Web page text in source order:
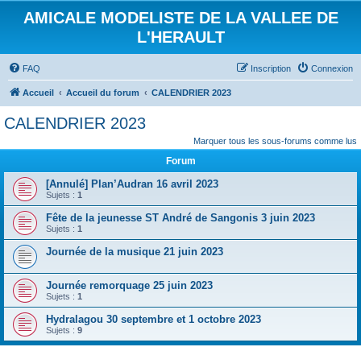
AMICALE MODELISTE DE LA VALLEE DE
L'HERAULT
FAQ Connexion
Inscription
Accueil Accueil du forum CALENDRIER 2023
CALENDRIER 2023
Marquer tous les sous-forums comme lus
Forum
[Annulé] Plan’Audran 16 avril 2023
Sujets : 1
Fête de la jeunesse ST André de Sangonis 3 juin 2023
Sujets : 1
Journée de la musique 21 juin 2023
Journée remorquage 25 juin 2023
Sujets : 1
Hydralagou 30 septembre et 1 octobre 2023
Sujets : 9